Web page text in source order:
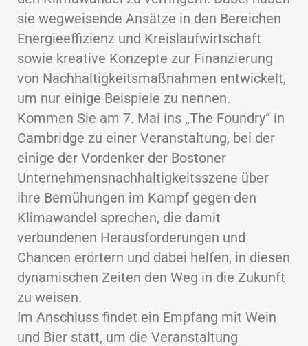
sie wegweisende Ansätze in den Bereichen
Energieeffizienz und Kreislaufwirtschaft
sowie kreative Konzepte zur Finanzierung
von Nachhaltigkeitsmaßnahmen entwickelt,
um nur einige Beispiele zu nennen.
Kommen Sie am 7. Mai ins „The Foundry“ in
Cambridge zu einer Veranstaltung, bei der
einige der Vordenker der Bostoner
Unternehmensnachhaltigkeitsszene über
ihre Bemühungen im Kampf gegen den
Klimawandel sprechen, die damit
verbundenen Herausforderungen und
Chancen erörtern und dabei helfen, in diesen
dynamischen Zeiten den Weg in die Zukunft
zu weisen.
Im Anschluss findet ein Empfang mit Wein
und Bier statt, um die Veranstaltung